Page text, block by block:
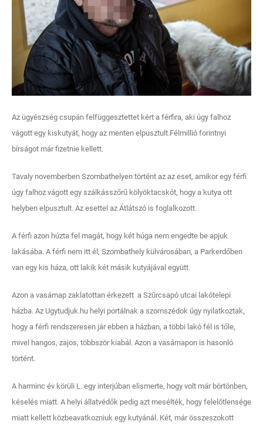
Az ügyészség csupán felfüggesztettet kért a férfira, aki úgy falhoz
vágott egy kiskutyát, hogy az menten elpusztult.Félmillió forintnyi
bírságot már fizetnie kellett.
Tavaly novemberben Szombathelyen történt az az eset, amikor egy férfi
úgy falhoz vágott egy szálkásszőrű kölyöktacskót, hogy a kutya ott
helyben elpusztult. Az esettel az Átlátszó is foglalkozott.
A férfi azon húzta fel magát, hogy két húga nem engedte be apjuk
lakásába. A férfi nem itt él, Szombathely külvárosában, a Parkerdőben
van egy kis háza, ott lakik két másik kutyájával együtt.
Azon a vasárnap zaklatottan érkezett a Szűrcsapó utcai lakótelepi
házba. Az Ugytudjuk.hu helyi portálnak a szomszédok úgy nyilatkoztak,
hogy a férfi rendszeresen jár ebben a házban, a többi lakó fél is tőle,
mivel hangos, zajos, többször kiabál. Azon a vasárnapon is hasonló
történt.
A harminc év körüli L. egy interjúban elismerte, hogy volt már börtönben,
késelés miatt. A helyi állatvédők pedig azt mesélték, hogy felelőtlensége
miatt kellett közbeavatkozniuk egy kutyánál. Két, már összeszokott